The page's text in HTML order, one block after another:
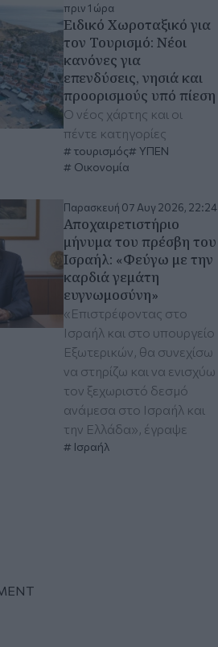
πριν 1 ώρα
Ειδικό Χωροταξικό για
τον Τουρισμό: Νέοι
κανόνες για
επενδύσεις, νησιά και
προορισμούς υπό πίεση
Ο νέος χάρτης και οι
πέντε κατηγορίες
τουρισμός
ΥΠΕΝ
Οικονομία
Παρασκευή 07 Αυγ 2026, 22:24
Αποχαιρετιστήριο
μήνυμα του πρέσβη του
Ισραήλ: «Φεύγω με την
καρδιά γεμάτη
ευγνωμοσύνη»
«Επιστρέφοντας στο
Ισραήλ και στο υπουργείο
Εξωτερικών, θα συνεχίσω
να στηρίζω και να ενισχύω
τον ξεχωριστό δεσμό
ανάμεσα στο Ισραήλ και
την Ελλάδα», έγραψε
Ισραήλ